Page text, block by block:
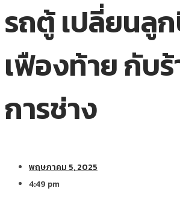
รถตู้ เปลี่ยนลู
เฟืองท้าย กับ
การช่าง
พฤษภาคม 5, 2025
4:49 pm